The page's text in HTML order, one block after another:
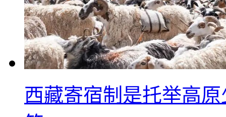
西藏寄宿制是托举高